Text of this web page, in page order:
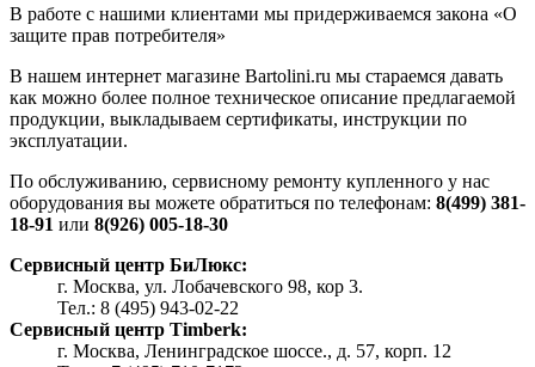
В работе с нашими клиентами мы придерживаемся закона «О
защите прав потребителя»
В нашем интернет магазине Bartolini.ru мы стараемся давать
как можно более полное техническое описание предлагаемой
продукции, выкладываем сертификаты, инструкции по
эксплуатации.
По обслуживанию, сервисному ремонту купленного у нас
оборудования вы можете обратиться по телефонам: 8(499) 381-
18-91 или 8(926) 005-18-30
Сервисный центр БиЛюкс:
г. Москва, ул. Лобачевского 98, кор 3.
Тел.: 8 (495) 943-02-22
Сервисный центр Timberk:
г. Москва, Ленинградское шоссе., д. 57, корп. 12